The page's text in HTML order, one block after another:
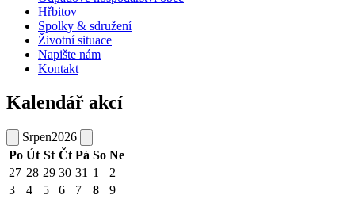
Hřbitov
Spolky & sdružení
Životní situace
Napište nám
Kontakt
Kalendář akcí
Srpen2026
Po Út St Čt Pá So Ne
27 28 29 30 31 1
2
3
4 5 6 7 8
9